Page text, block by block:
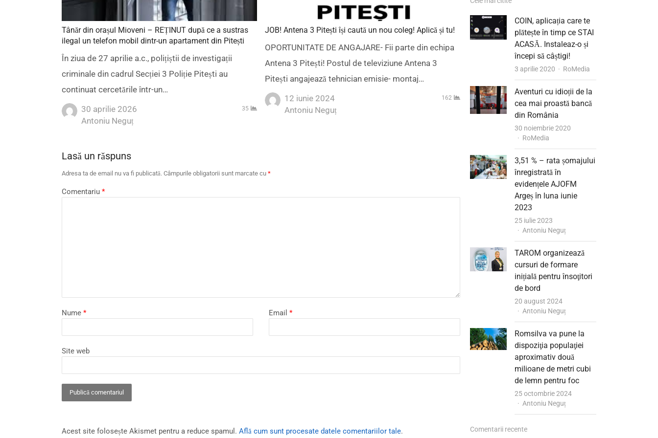
Tânăr din orașul Mioveni – REȚINUT după ce a sustras
ilegal un telefon mobil dintr-un apartament din Pitești
În ziua de 27 aprilie a.c., polițiștii de investigații
criminale din cadrul Secției 3 Poliție Pitești au
continuat cercetările într-un…
30 aprilie 2026
Author
Antoniu Neguț
35
JOB! Antena 3 Pitești își caută un nou coleg! Aplică și tu!
OPORTUNITATE DE ANGAJARE- Fii parte din echipa
Antena 3 Pitești! Postul de televiziune Antena 3
Pitești angajează tehnician emisie- montaj…
12 iunie 2024
Author
Antoniu Neguț
162
Lasă un răspuns
Adresa ta de email nu va fi publicată. Câmpurile obligatorii sunt marcate cu *
Comentariu *
Nume * Email*
Site web
Acest site folosește Akismet pentru a reduce spamul. Află cum sunt procesate datele comentariilor tale.
COIN, aplicația care te
plătește în timp ce STAI
ACASĂ. Instaleaz-o și
începi să câștigi!
3 aprilie 2020 Author
RoMedia
Aventuri cu idioții de la
cea mai proastă bancă
din România
30 noiembrie 2020
Author
RoMedia
3,51 % – rata șomajului
înregistrată în
evidențele AJOFM
Argeș în luna iunie
2023
25 iulie 2023
Author
Antoniu Neguț
TAROM organizează
cursuri de formare
inițială pentru însoţitori
de bord
20 august 2024
Author
Antoniu Neguț
Romsilva va pune la
dispoziţia populaţiei
aproximativ două
milioane de metri cubi
de lemn pentru foc
25 octombrie 2024
Author
Antoniu Neguț
Comentarii recente